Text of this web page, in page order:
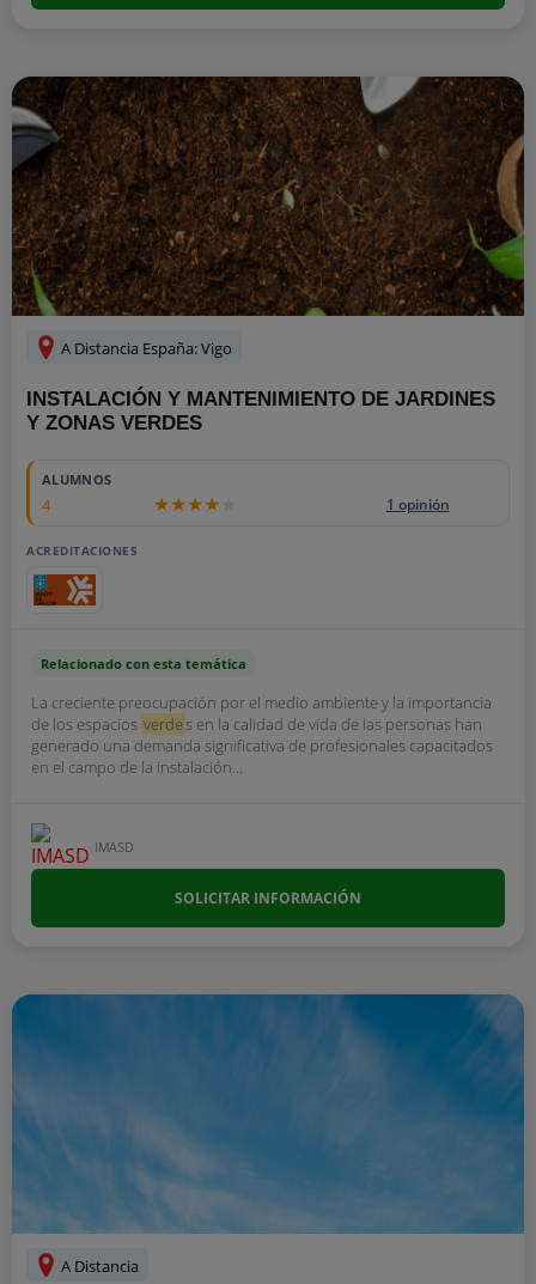
A Distancia España: Vigo
INSTALACIÓN Y MANTENIMIENTO DE JARDINES
Y ZONAS VERDES
ALUMNOS
4 1 opinión
ACREDITACIONES
Relacionado con esta temática
La creciente preocupación por el medio ambiente y la importancia
de los espacios verdes en la calidad de vida de las personas han
generado una demanda significativa de profesionales capacitados
en el campo de la instalación...
IMASD
SOLICITAR INFORMACIÓN
A Distancia